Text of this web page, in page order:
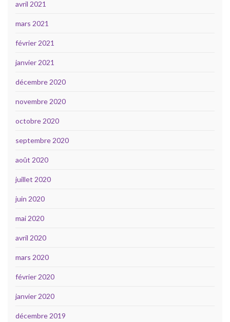
avril 2021
mars 2021
février 2021
janvier 2021
décembre 2020
novembre 2020
octobre 2020
septembre 2020
août 2020
juillet 2020
juin 2020
mai 2020
avril 2020
mars 2020
février 2020
janvier 2020
décembre 2019